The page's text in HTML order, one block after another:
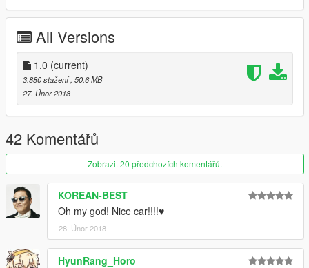
All Versions
1.0 (current)
3.880 stažení , 50,6 MB
27. Únor 2018
42 Komentářů
Zobrazit 20 předchozích komentářů.
KOREAN-BEST
Oh my god! Nice car!!!!♥
28. Únor 2018
HyunRang_Horo